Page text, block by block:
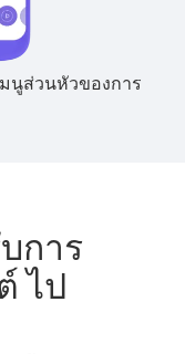
มนูส่วนหัวของการ
การ
ไป